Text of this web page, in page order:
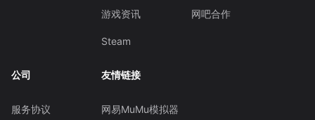
游戏资讯
Steam
网吧合作
公司
服务协议
友情链接
网易MuMu模拟器